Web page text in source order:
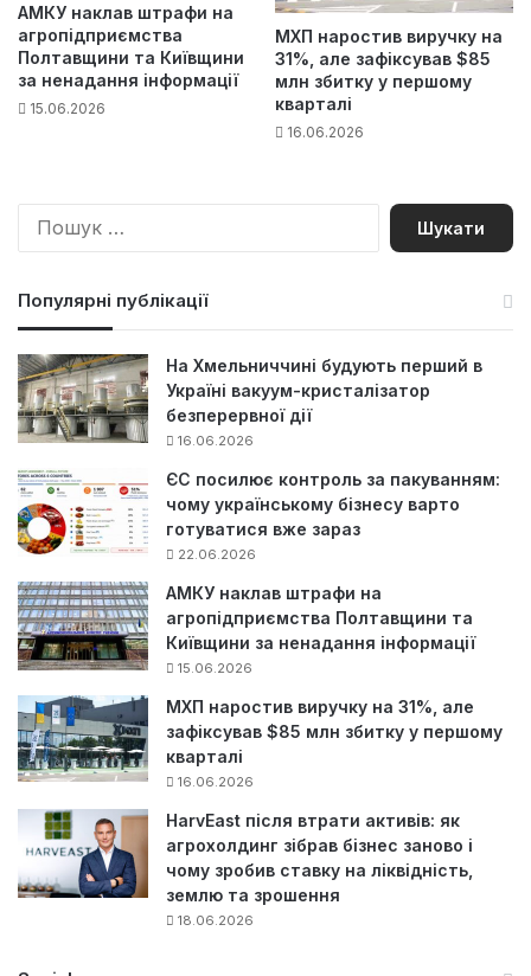
АМКУ наклав штрафи на
агропідприємства
Полтавщини та Київщини
за ненадання інформації
15.06.2026
МХП наростив виручку на
31%, але зафіксував $85
млн збитку у першому
кварталі
16.06.2026
П
Популярні публікації
На Хмельниччині будують перший в
Україні вакуум-кристалізатор
безперервної дії
16.06.2026
ЄС посилює контроль за пакуванням:
чому українському бізнесу варто
готуватися вже зараз
22.06.2026
АМКУ наклав штрафи на
агропідприємства Полтавщини та
Київщини за ненадання інформації
15.06.2026
МХП наростив виручку на 31%, але
зафіксував $85 млн збитку у першому
кварталі
16.06.2026
HarvEast після втрати активів: як
агрохолдинг зібрав бізнес заново і
чому зробив ставку на ліквідність,
землю та зрошення
18.06.2026